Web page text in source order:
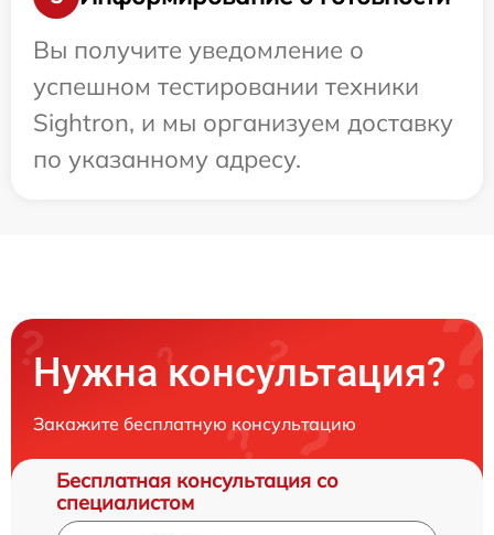
Вы получите уведомление о
успешном тестировании техники
Sightron, и мы организуем доставку
по указанному адресу.
Нужна консультация?
Закажите бесплатную консультацию
Бесплатная консультация со
специалистом